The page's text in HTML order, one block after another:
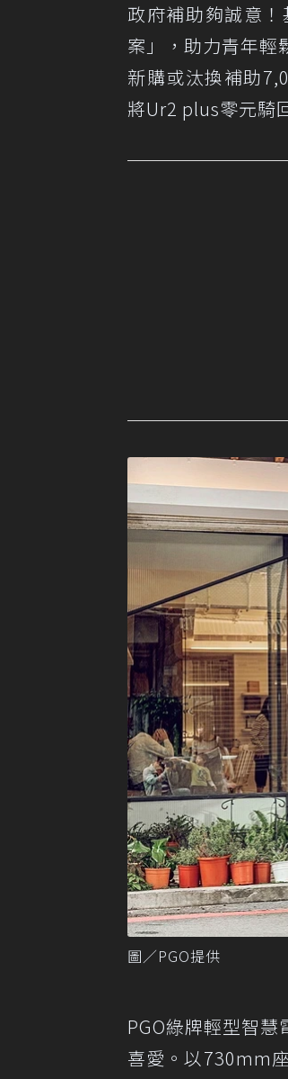
政府補助夠誠意
案」，助力青年輕
新購或汰換補助
將Ur2 plus零元騎
圖／PGO提供
PGO綠牌輕型智
喜愛。以730mm